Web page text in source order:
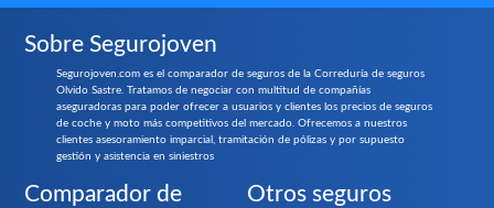
Sobre Segurojoven
Segurojoven.com es el comparador de seguros de la Correduría de seguros
Olvido Sastre. Tratamos de negociar con multitud de compañías
aseguradoras para poder ofrecer a usuarios y clientes los precios de seguros
de coche y moto más competitivos del mercado. Ofrecemos a nuestros
clientes asesoramiento imparcial, tramitación de pólizas y por supuesto
gestión y asistencia en siniestros
Comparador de
Otros seguros